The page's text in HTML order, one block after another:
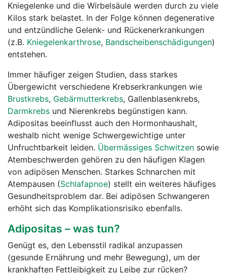
Kniegelenke und die Wirbelsäule werden durch zu viele
Kilos stark belastet. In der Folge können degenerative
und entzündliche Gelenk- und Rückenerkrankungen
(z.B. Kniegelenkarthrose, Bandscheibenschädigungen)
entstehen.
Immer häufiger zeigen Studien, dass starkes
Übergewicht verschiedene Krebserkrankungen wie
Brustkrebs, Gebärmutterkrebs, Gallenblasenkrebs,
Darmkrebs und Nierenkrebs begünstigen kann.
Adipositas beeinflusst auch den Hormonhaushalt,
weshalb nicht wenige Schwergewichtige unter
Unfruchtbarkeit leiden. Übermässiges Schwitzen sowie
Atembeschwerden gehören zu den häufigen Klagen
von adipösen Menschen. Starkes Schnarchen mit
Atempausen (Schlafapnoe) stellt ein weiteres häufiges
Gesundheitsproblem dar. Bei adipösen Schwangeren
erhöht sich das Komplikationsrisiko ebenfalls.
Adipositas – was tun?
Genügt es, den Lebensstil radikal anzupassen
(gesunde Ernährung und mehr Bewegung), um der
krankhaften Fettleibigkeit zu Leibe zur rücken?